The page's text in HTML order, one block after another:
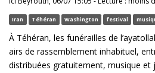
Iran Téhéran Washington festival
À Téhéran, les funérailles de
airs de rassemblement inhabituel,
distribuées gratuitement, musique et